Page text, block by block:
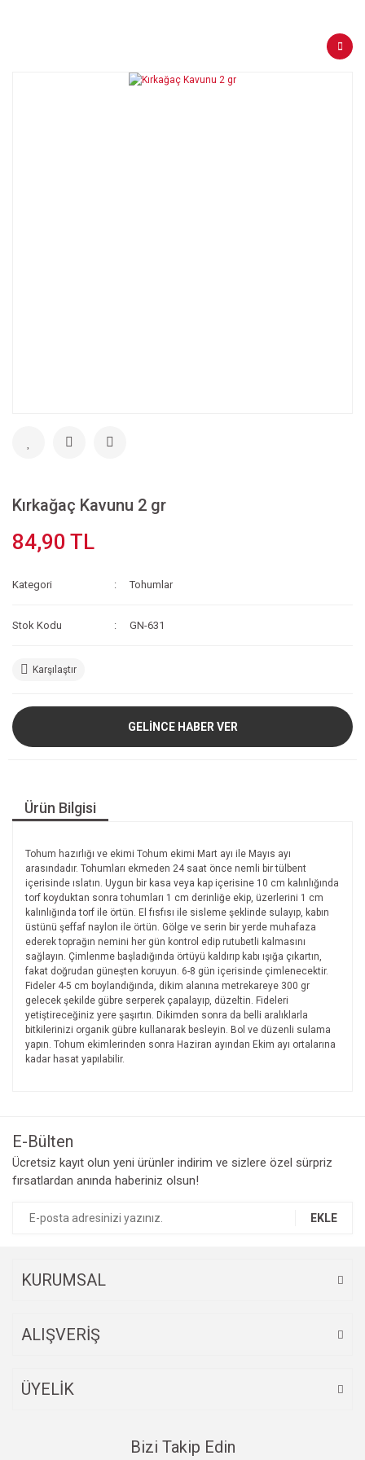
Kırkağaç Kavunu 2 gr
84,90 TL
Kategori Tohumlar
Stok Kodu GN-631
Karşılaştır
GELİNCE HABER VER
Ürün Bilgisi
Tohum hazırlığı ve ekimi Tohum ekimi Mart ayı ile Mayıs ayı
arasındadır. Tohumları ekmeden 24 saat önce nemli bir tülbent
içerisinde ıslatın. Uygun bir kasa veya kap içerisine 10 cm kalınlığında
torf koyduktan sonra tohumları 1 cm derinliğe ekip, üzerlerini 1 cm
kalınlığında torf ile örtün. El fısfısı ile sisleme şeklinde sulayıp, kabın
üstünü şeffaf naylon ile örtün. Gölge ve serin bir yerde muhafaza
ederek toprağın nemini her gün kontrol edip rutubetli kalmasını
sağlayın. Çimlenme başladığında örtüyü kaldırıp kabı ışığa çıkartın,
fakat doğrudan güneşten koruyun. 6-8 gün içerisinde çimlenecektir.
Fideler 4-5 cm boylandığında, dikim alanına metrekareye 300 gr
gelecek şekilde gübre serperek çapalayıp, düzeltin. Fideleri
yetiştireceğiniz yere şaşırtın. Dikimden sonra da belli aralıklarla
bitkilerinizi organik gübre kullanarak besleyin. Bol ve düzenli sulama
yapın. Tohum ekimlerinden sonra Haziran ayından Ekim ayı ortalarına
kadar hasat yapılabilir.
E-Bülten
Ücretsiz kayıt olun yeni ürünler indirim ve sizlere özel sürpriz
fırsatlardan anında haberiniz olsun!
EKLE
KURUMSAL
ALIŞVERİŞ
ÜYELİK
Bizi Takip Edin